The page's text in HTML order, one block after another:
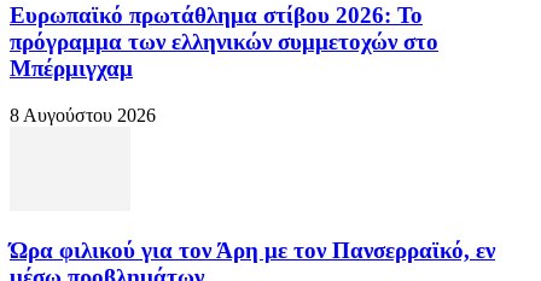
Ευρωπαϊκό πρωτάθλημα στίβου 2026: Το
πρόγραμμα των ελληνικών συμμετοχών στο
Μπέρμιγχαμ
8 Αυγούστου 2026
Ώρα φιλικού για τον Άρη με τον Πανσερραϊκό, εν